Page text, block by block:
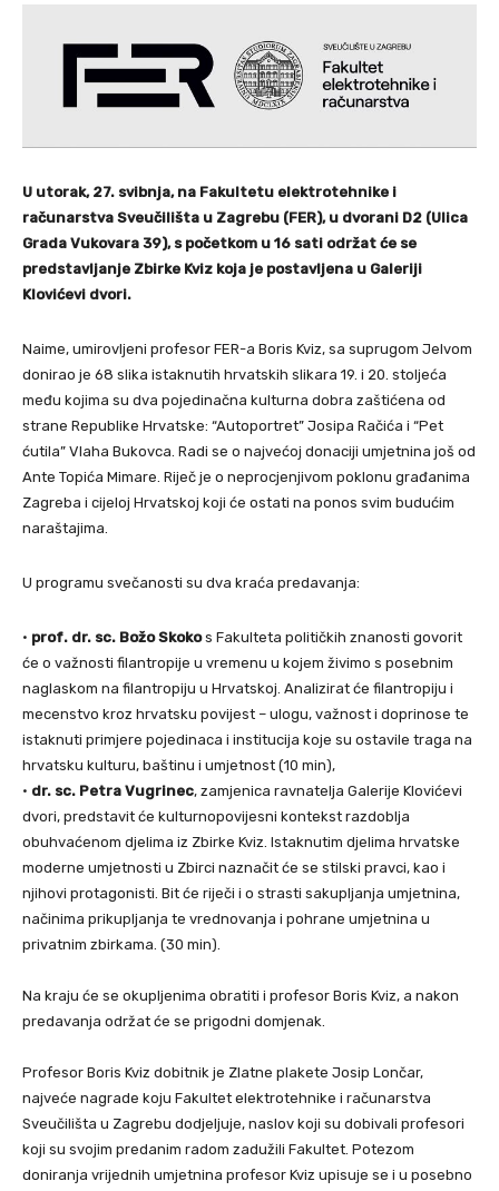
U utorak, 27. svibnja, na Fakultetu elektrotehnike i
računarstva Sveučilišta u Zagrebu (FER), u dvorani D2 (Ulica
Grada Vukovara 39), s početkom u 16 sati održat će se
predstavljanje Zbirke Kviz koja je postavljena u Galeriji
Klovićevi dvori.
Naime, umirovljeni profesor FER-a Boris Kviz, sa suprugom Jelvom
donirao je 68 slika istaknutih hrvatskih slikara 19. i 20. stoljeća
među kojima su dva pojedinačna kulturna dobra zaštićena od
strane Republike Hrvatske: “Autoportret” Josipa Račića i “Pet
ćutila” Vlaha Bukovca. Radi se o najvećoj donaciji umjetnina još od
Ante Topića Mimare. Riječ je o neprocjenjivom poklonu građanima
Zagreba i cijeloj Hrvatskoj koji će ostati na ponos svim budućim
naraštajima.
U programu svečanosti su dva kraća predavanja:
· prof. dr. sc. Božo Skokos Fakulteta političkih znanosti govorit
će o važnosti filantropije u vremenu u kojem živimo s posebnim
naglaskom na filantropiju u Hrvatskoj. Analizirat će filantropiju i
mecenstvo kroz hrvatsku povijest – ulogu, važnost i doprinose te
istaknuti primjere pojedinaca i institucija koje su ostavile traga na
hrvatsku kulturu, baštinu i umjetnost (10 min),
· dr. sc. Petra Vugrinec, zamjenica ravnatelja Galerije Klovićevi
dvori, predstavit će kulturnopovijesni kontekst razdoblja
obuhvaćenom djelima iz Zbirke Kviz. Istaknutim djelima hrvatske
moderne umjetnosti u Zbirci naznačit će se stilski pravci, kao i
njihovi protagonisti. Bit će riječi i o strasti sakupljanja umjetnina,
načinima prikupljanja te vrednovanja i pohrane umjetnina u
privatnim zbirkama. (30 min).
Na kraju će se okupljenima obratiti i profesor Boris Kviz, a nakon
predavanja održat će se prigodni domjenak.
Profesor Boris Kviz dobitnik je Zlatne plakete Josip Lončar,
najveće nagrade koju Fakultet elektrotehnike i računarstva
Sveučilišta u Zagrebu dodjeljuje, naslov koji su dobivali profesori
koji su svojim predanim radom zadužili Fakultet. Potezom
doniranja vrijednih umjetnina profesor Kviz upisuje se i u posebno